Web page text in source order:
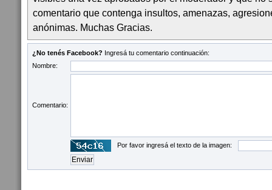
comentario que contenga insultos, amenazas,
anónimas. Muchas Gracias.
¿No tenés Facebook? Ingresá tu comentario continuación:
Nombre:
Comentario:
Por favor ingresá el texto de la imagen: